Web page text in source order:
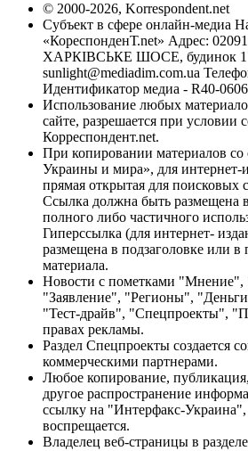
© 2000-2026, Korrespondent.net
Субъект в сфере онлайн-медиа
«КореспонденТ.net» Адрес:
ХАРКІВСЬКЕ ШОСЕ, будинок
sunlight@mediadim.com.ua
Идентификатор медиа - R40-
Использование любых
сайте, разрешается при условии
Корреспондент.net.
При копировании материалов
Украины и мира», для интернет-
прямая открытая для поисковых
Ссылка должна быть размещена
полного либо частичного
Гиперссылка (для интернет-
размещена в подзаголовке или в
материала.
Новости с пометками "Мнение",
"Заявление", "Регионы",
"Тест-драйв", "Спецпроекты",
правах рекламы.
Раздел Спецпроекты создается
коммерческими партнерами.
Любое копирование,
другое распространение
ссылку на "Интерфакс-Украина",
воспрещается.
Владелец веб-страницы в